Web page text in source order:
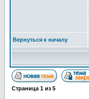
Вернуться к началу
Страница 1 из 5